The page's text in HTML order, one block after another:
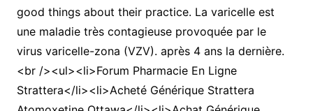
good things about their practice. La varicelle est
une maladie très contagieuse provoquée par le
virus varicelle-zona (VZV). après 4 ans la dernière.
<br /><ul><li>Forum Pharmacie En Ligne
Strattera</li><li>Acheté Générique Strattera